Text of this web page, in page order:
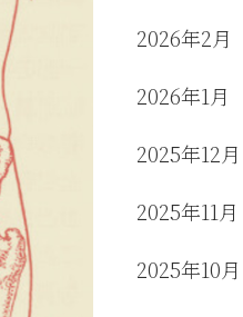
2026年2月
2026年1月
2025年12月
2025年11月
2025年10月